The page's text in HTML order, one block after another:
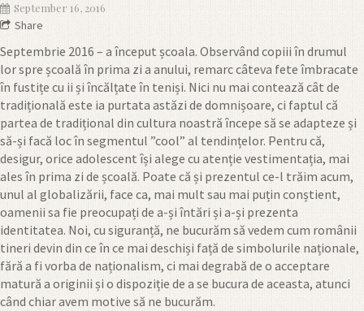
September 16, 2016
Share
Septembrie 2016 – a început școala. Observând copiii în drumul
lor spre școală în prima zi a anului, remarc câteva fete îmbracate
în fustițe cu ii și încălțate în teniși. Nici nu mai contează cât de
tradițională este ia purtata astăzi de domnișoare, ci faptul că
partea de tradițional din cultura noastră începe să se adapteze și
să-și facă loc în segmentul ”cool” al tendințelor. Pentru că,
desigur, orice adolescent își alege cu atenție vestimentația, mai
ales în prima zi de școală. Poate că și prezentul ce-l trăim acum,
unul al globalizării, face ca, mai mult sau mai puțin conștient,
oamenii sa fie preocupați de a-și întări și a-și prezenta
identitatea. Noi, cu siguranță, ne bucurăm să vedem cum românii
tineri devin din ce în ce mai deschiși față de simbolurile naționale,
fără a fi vorba de naționalism, ci mai degrabă de o acceptare
matură a originii și o dispoziție de a se bucura de aceasta, atunci
când chiar avem motive să ne bucurăm.